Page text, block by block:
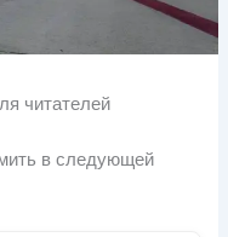
читателей
в следующей